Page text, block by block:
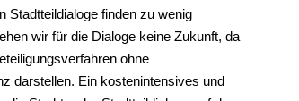
Stadtteildialoge finden zu wenig
wir für die Dialoge keine Zukunft, da
ohne
darstellen. Ein kostenintensives und